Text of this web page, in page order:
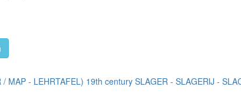
MAP - LEHRTAFEL) 19th century SLAGER - SLAGERIJ -